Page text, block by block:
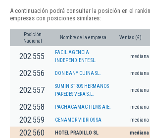
A continuación podrá consultar la posición en el
empresas con posiciones similares:
Posición
Nacional
Nombre de la empresa Ventas (€)
202.555
FACIL AGENCIA
INDEPENDIENTE SL.
mediana
202.556 DON BANY CUINA SL. mediana
202.557
SUMINISTROS HERMANOS
PAREDES VERA S.L.
mediana
202.558 PACHACAMAC FILMS AIE. mediana
202.559 CENAMOR VIDRIOS SA mediana
202.560 HOTEL PRADILLO SL mediana